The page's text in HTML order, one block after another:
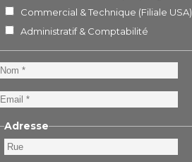
Commercial & Technique (Filiale USA)
Administratif & Comptabilité
Nom
Email
Adresse
Rue